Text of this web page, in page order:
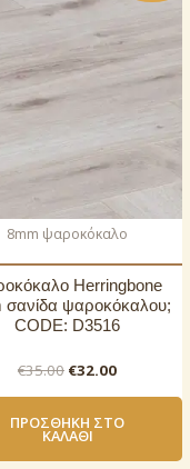
8mm ψαροκόκαλο
Herringbone
σανίδα ψαροκόκαλου;
CODE: D3516
€35.00 Original
€35.00.
€32.00Η
είναι:
ΠΡΟΣΘΉΚΗ ΣΤΟ
ΚΑΛΆΘΙ